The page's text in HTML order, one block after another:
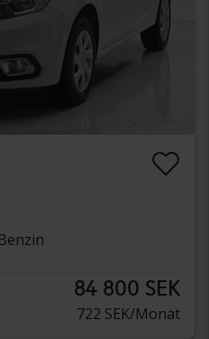
Benzin
84 800 SEK
722 SEK/Monat